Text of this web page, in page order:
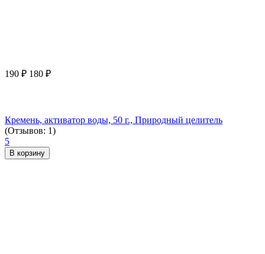
190 ₽ 180 ₽
Кремень, активатор воды, 50 г., Природный целитель
(Отзывов: 1)
5
В корзину